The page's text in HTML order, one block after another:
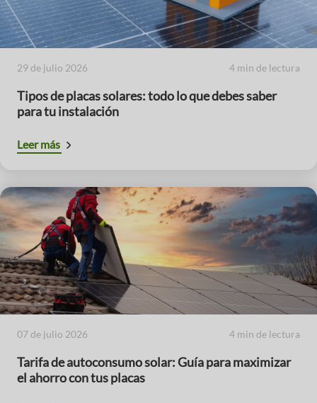
29 de julio 2026 4 min de lectura
Tipos de placas solares: todo lo que debes saber
para tu instalación
Leer más
07 de julio 2026 4 min de lectura
Tarifa de autoconsumo solar: Guía para maximizar
el ahorro con tus placas